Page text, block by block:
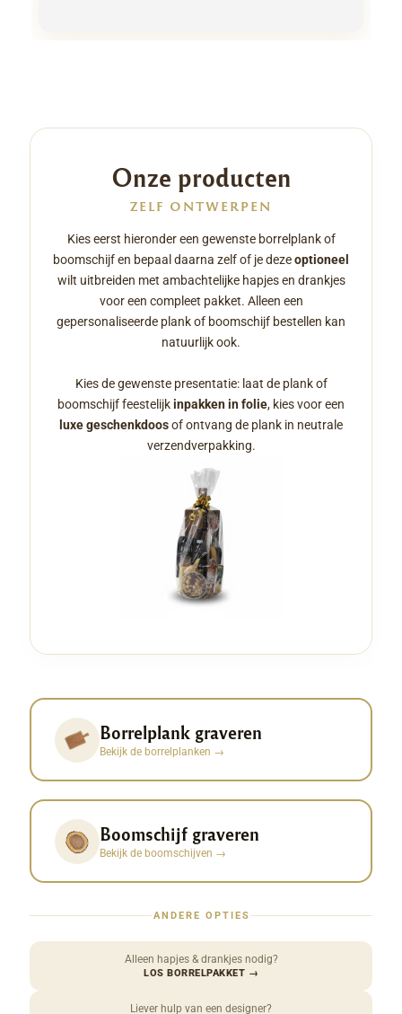
Onze producten
ZELF ONTWERPEN
Kies eerst hieronder een gewenste borrelplank of
boomschijf en bepaal daarna zelf of je dezeoptioneel
wilt uitbreiden met ambachtelijke hapjes en drankjes
voor een compleet pakket. Alleen een
gepersonaliseerde plank of boomschijf bestellen kan
natuurlijk ook.
Kies de gewenste presentatie: laat de plank of
boomschijf feestelijkinpakken in folie, kies voor een
luxe geschenkdoosof ontvang de plank in neutrale
verzendverpakking.
Borrelplank graveren
Bekijk de borrelplanken →
Boomschijf graveren
Bekijk de boomschijven →
ANDERE OPTIES
Alleen hapjes & drankjes nodig?
LOS BORRELPAKKET →
Liever hulp van een designer?